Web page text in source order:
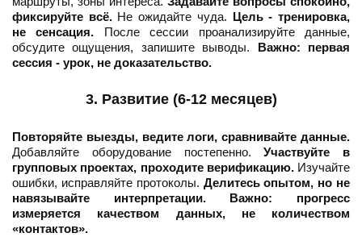
фиксируйте всё.Не ожидайте чуда. Цель - тренировка,
не сенсация. После сессии проанализируйте данные,
обсудите ощущения, запишите выводы. Важно: первая
сессия - урок, не доказательство.
3. Развитие (6-12 месяцев)
Повторяйте выезды, ведите логи, сравнивайте данные.
Добавляйте оборудование постепенно.Участвуйте в
групповых проектах, проходите верификацию.Изучайте
ошибки, исправляйте протоколы. Делитесь опытом, но не
навязывайте интерпретации.
Важно: прогресс
измеряется качеством данных, не количеством
«контактов».